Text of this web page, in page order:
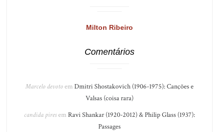
Milton Ribeiro
Comentários
Marcelo devotoem Dmitri Shostakovich (1906-1975): Canções e
Valsas (coisa rara)
candida piresem Ravi Shankar (1920-2012) & Philip Glass (1937):
Passages